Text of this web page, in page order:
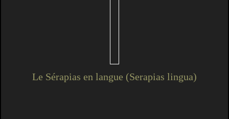
Le Sérapias en langue (Serapias lingua)